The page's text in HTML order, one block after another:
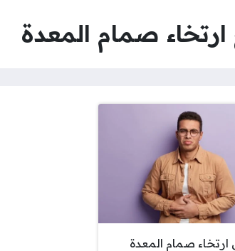
ارتخاء صمام المعدة
صمام المعدة